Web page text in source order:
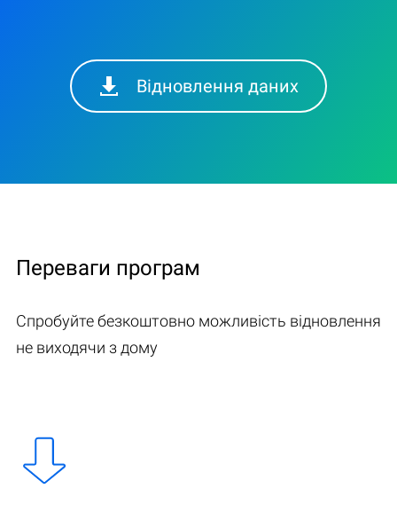
Відновлення даних
Переваги програм
Спробуйте безкоштовно можливість відновлення
не виходячи з дому